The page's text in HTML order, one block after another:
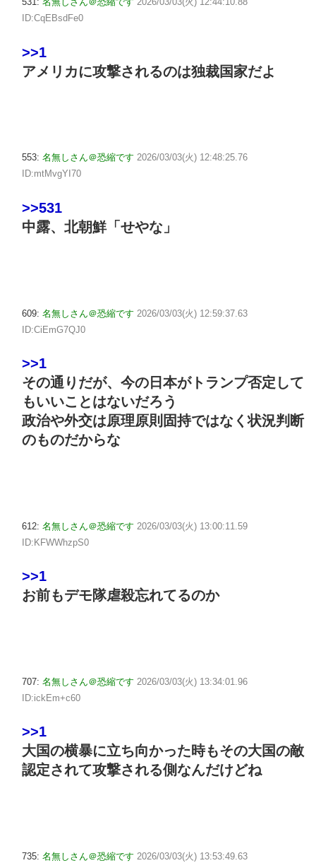
ID:CqEBsdFe0
>>1
アメリカに攻撃されるのは独裁国家だよ
553: 名無しさん＠恐縮です 2026/03/03(火) 12:48:25.76
ID:mtMvgYI70
>>531
中露、北朝鮮「せやな」
609: 名無しさん＠恐縮です 2026/03/03(火) 12:59:37.63
ID:CiEmG7QJ0
>>1
その通りだが、今の日本がトランプ否定して
もいいことはないだろう
政治や外交は原理原則固持ではなく状況判断
のものだからな
612: 名無しさん＠恐縮です 2026/03/03(火) 13:00:11.59
ID:KFWWhzpS0
>>1
お前もデモ隊虐殺忘れてるのか
707: 名無しさん＠恐縮です 2026/03/03(火) 13:34:01.96
ID:ickEm+c60
>>1
大国の横暴に立ち向かった時もその大国の敵
認定されて攻撃される側なんだけどね
735: 名無しさん＠恐縮です 2026/03/03(火) 13:53:49.63